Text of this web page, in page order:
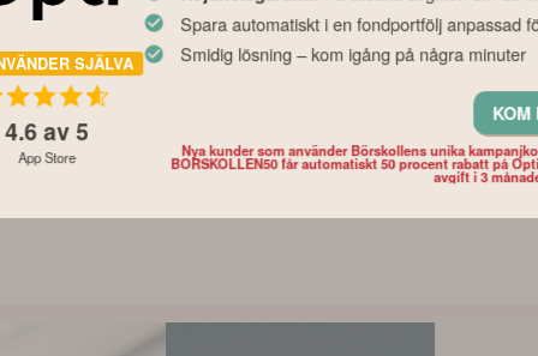
fondråd
– och det
på
siffrorna som bevisar
det
Så
köpta och
fonderna
SJÄLVA
4.6av 5
App Store
Spara automatiskt i en fondportfölj anpassad
Smidig lösning – kom igång på några minuter
KOM
Nya kunder som använder Börskollens unika
BORSKOLLEN50 får automatiskt 50 procent rabatt på
avgift i 3